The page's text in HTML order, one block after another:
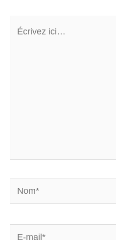
Nom*
E-